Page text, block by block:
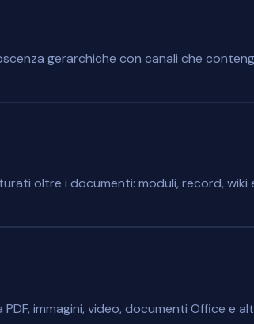
gerarchiche con canali che
oltre i documenti: moduli, record,
PDF, immagini, video, documenti Office e